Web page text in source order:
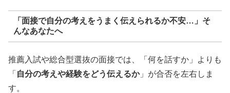
「面接で自分の考えをうまく伝えられるか不安…」そ
んなあなたへ
推薦入試や総合型選抜の面接では、「何を話すか」よりも
「 自分の考えや経験をどう伝えるか」が合否を左右しま
す。